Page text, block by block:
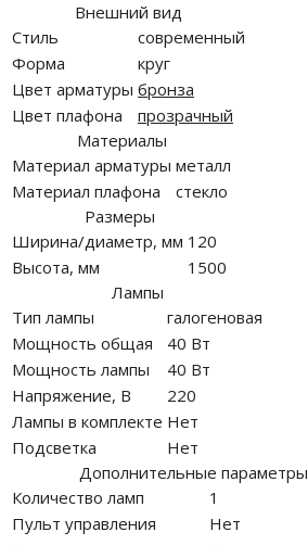
Внешний вид
Стиль
современный
Форма
круг
Цвет арматуры бронза
Цвет плафона
прозрачный
Материалы
Материал арматуры металл
Материал плафона
стекло
Размеры
Ширина/диаметр, мм 120
Высота, мм
1500
Лампы
Тип лампы
галогеновая
Мощность общая
40 Вт
Мощность лампы
40 Вт
Напряжение, В
220
Лампы в комплекте Нет
Подсветка
Нет
Дополнительные параметры
Количество ламп
1
Пульт управления
Нет